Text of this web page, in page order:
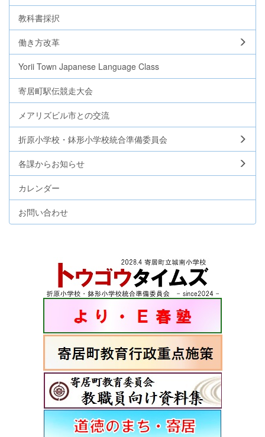
教科書採択
働き方改革
Yorii Town Japanese Language Class
寄居町駅伝競走大会
メアリズビル市との交流
折原小学校・鉢形小学校統合準備委員会
各課からお知らせ
カレンダー
お問い合わせ